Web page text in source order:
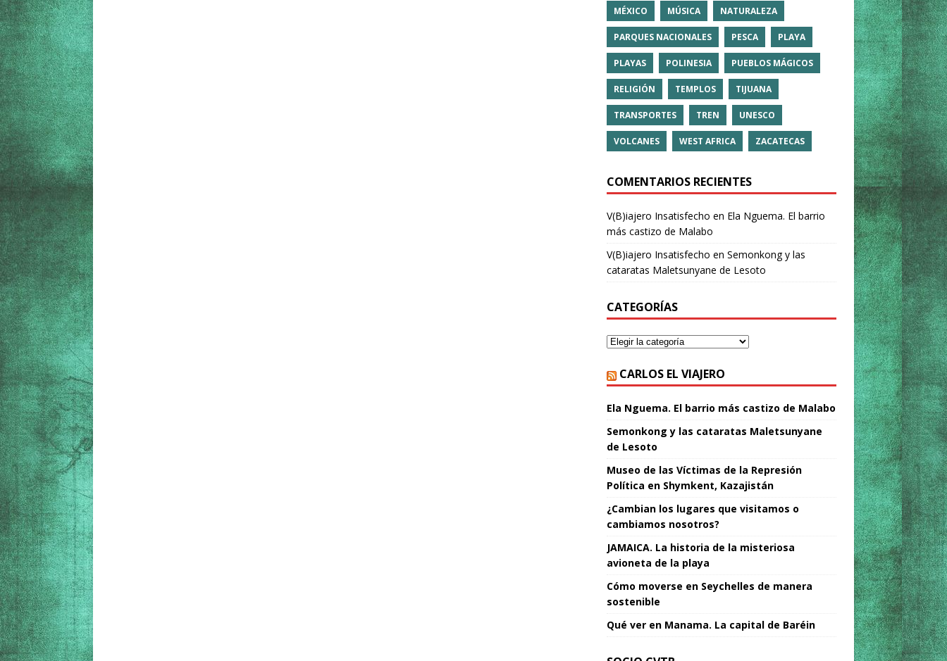
MÉXICO MÚSICA NATURALEZA
PARQUES NACIONALES PESCA PLAYA
PLAYAS POLINESIA PUEBLOS MÁGICOS
RELIGIÓN TEMPLOS TIJUANA
TRANSPORTES TREN UNESCO
VOLCANES WEST AFRICA ZACATECAS
COMENTARIOS RECIENTES
V(B)iajero Insatisfecho en Ela Nguema. El barrio
más castizo de Malabo
V(B)iajero Insatisfecho en Semonkong y las
cataratas Maletsunyane de Lesoto
CATEGORÍAS
CARLOS EL VIAJERO
Ela Nguema. El barrio más castizo de Malabo
Semonkong y las cataratas Maletsunyane
de Lesoto
Museo de las Víctimas de la Represión
Política en Shymkent, Kazajistán
¿Cambian los lugares que visitamos o
cambiamos nosotros?
JAMAICA. La historia de la misteriosa
avioneta de la playa
Cómo moverse en Seychelles de manera
sostenible
Qué ver en Manama. La capital de Baréin